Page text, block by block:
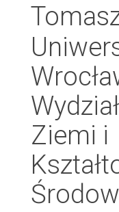
Ziemi i